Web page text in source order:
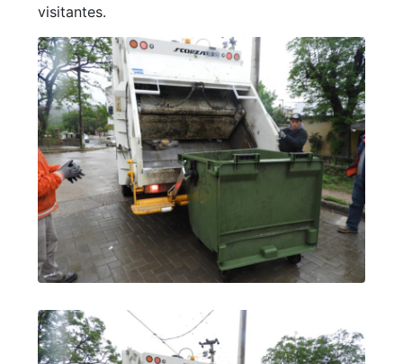
visitantes.